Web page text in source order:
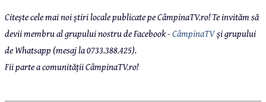
Citește cele mai noi știri locale publicate pe CâmpinaTV.ro! Te invităm să
devii membru al grupului nostru de Facebook -CâmpinaTVși grupului
de Whatsapp (mesaj la 0733.388.425).
Fii parte a comunității CâmpinaTV.ro!